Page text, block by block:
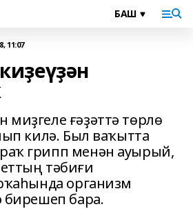
11:07
ғәҙәттә төрлө
килә. Был ваҡытта
грипп менән ауырый,
тәбиғи
организм
бирешеп бара.